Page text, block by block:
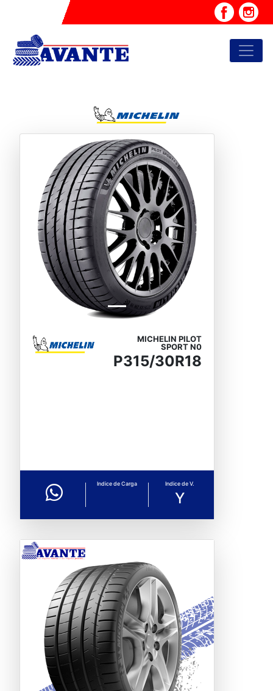
Previous
MICHELIN PILOT
SPORT N0
P315/30R18
Indice de Carga Indice de V.
Y
Previous Next